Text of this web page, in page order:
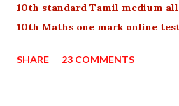
10th standard Tamil medium
10th Maths one mark online
SHARE 23 COMMENTS